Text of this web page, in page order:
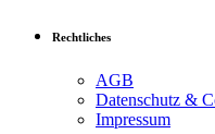
Rechtliches
AGB
Datenschutz &
Impressum